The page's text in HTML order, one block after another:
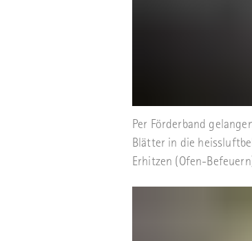
Per Förderband
Blätter in die
Erhitzen (Ofen-